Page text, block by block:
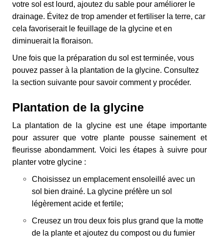
votre sol est lourd, ajoutez du sable pour améliorer le
drainage. Évitez de trop amender et fertiliser la terre, car
cela favoriserait le feuillage de la glycine et en
diminuerait la floraison.
Une fois que la préparation du sol est terminée, vous
pouvez passer à la plantation de la glycine. Consultez
la section suivante pour savoir comment y procéder.
Plantation de la glycine
La plantation de la glycine est une étape importante
pour assurer que votre plante pousse sainement et
fleurisse abondamment. Voici les étapes à suivre pour
planter votre glycine :
Choisissez un emplacement ensoleillé avec un
sol bien drainé. La glycine préfère un sol
légèrement acide et fertile;
Creusez un trou deux fois plus grand que la motte
de la plante et ajoutez du compost ou du fumier